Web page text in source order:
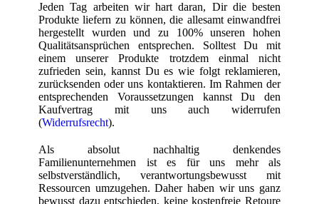
Jeden Tag arbeiten wir hart daran, Dir die besten
Produkte liefern zu können, die allesamt einwandfrei
hergestellt wurden und zu 100% unseren hohen
Qualitätsansprüchen entsprechen. Solltest Du mit
einem unserer Produkte trotzdem einmal nicht
zufrieden sein, kannst Du es wie folgt reklamieren,
zurücksenden oder uns kontaktieren. Im Rahmen der
entsprechenden Voraussetzungen kannst Du den
Kaufvertrag mit uns auch widerrufen
(Widerrufsrecht).
Als absolut nachhaltig denkendes
Familienunternehmen ist es für uns mehr als
selbstverständlich, verantwortungsbewusst mit
Ressourcen umzugehen. Daher haben wir uns ganz
bewusst dazu entschieden, keine kostenfreie Retoure